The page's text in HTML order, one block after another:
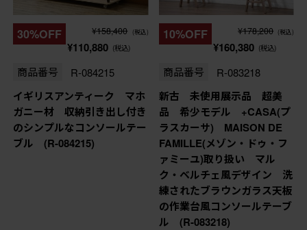
30%OFF ¥158,400 (税込)
¥110,880 (税込)
商品番号 R-084215
イギリスアンティーク マホ
ガニー材 収納引き出し付き
のシンプルなコンソールテー
ブル (R-084215)
10%OFF ¥178,200 (税込)
¥160,380 (税込)
商品番号 R-083218
新古 未使用展示品 超美
品 希少モデル +CASA(プ
ラスカーサ) MAISON DE
FAMILLE(メゾン・ドゥ・フ
ァミーユ)取り扱い マル
ク・ベルチェ風デザイン 洗
練されたブラウンガラス天板
の作業台風コンソールテーブ
ル (R-083218)